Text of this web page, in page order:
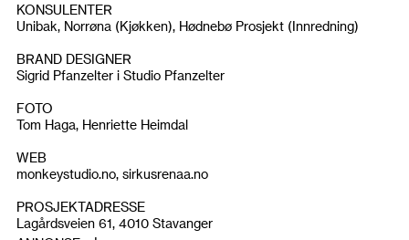
KONSULENTER
Unibak, Norrøna (Kjøkken), Hødnebø Prosjekt (Innredning)
BRAND DESIGNER
Sigrid Pfanzelter i Studio Pfanzelter
FOTO
Tom Haga, Henriette Heimdal
WEB
monkeystudio.no, sirkusrenaa.no
PROSJEKTADRESSE
Lagårdsveien 61, 4010 Stavanger